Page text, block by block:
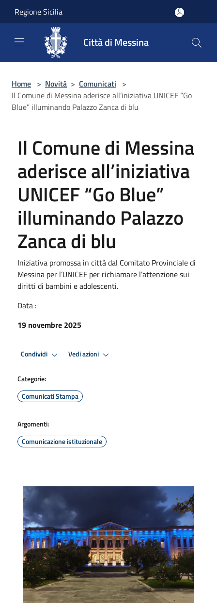
Regione Sicilia
Città di Messina
Home > Novità > Comunicati >
Il Comune di Messina aderisce all’iniziativa UNICEF “Go
Blue” illuminando Palazzo Zanca di blu
Il Comune di Messina
aderisce all’iniziativa
UNICEF “Go Blue”
illuminando Palazzo
Zanca di blu
Iniziativa promossa in città dal Comitato Provinciale di
Messina per l’UNICEF per richiamare l’attenzione sui
diritti di bambini e adolescenti.
Data :
19 novembre 2025
Condividi Vedi azioni
Categorie:
Comunicati Stampa
Argomenti:
Comunicazione istituzionale